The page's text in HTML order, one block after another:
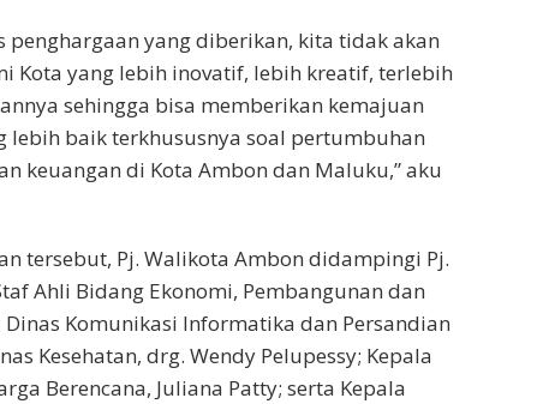
yang diberikan, kita tidak akan
Kota yang lebih inovatif, lebih kreatif, terlebih
sehingga bisa memberikan kemajuan
lebih baik terkhususnya soal pertumbuhan
keuangan di Kota Ambon dan Maluku,” aku
tersebut, Pj. Walikota Ambon didampingi Pj.
Ahli Bidang Ekonomi, Pembangunan dan
Komunikasi Informatika dan Persandian
Kesehatan, drg. Wendy Pelupessy; Kepala
Berencana, Juliana Patty; serta Kepala